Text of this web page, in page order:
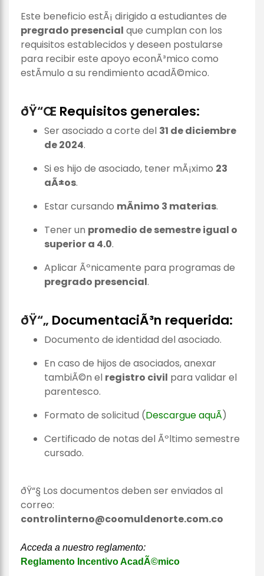
Este beneficio estÃ¡ dirigido a estudiantes de
pregrado presencial que cumplan con los
requisitos establecidos y deseen postularse
para recibir este apoyo econÃ³mico como
estÃ­mulo a su rendimiento acadÃ©mico.
ðŸ“Œ Requisitos generales:
Ser asociado a corte del 31 de diciembre
de 2024.
Si es hijo de asociado, tener mÃ¡ximo 23
aÃ±os.
Estar cursando mÃ­nimo 3 materias.
Tener un promedio de semestre igual o
superior a 4.0.
Aplicar Ãºnicamente para programas de
pregrado presencial.
ðŸ“„ DocumentaciÃ³n requerida:
Documento de identidad del asociado.
En caso de hijos de asociados, anexar
tambiÃ©n el registro civil para validar el
parentesco.
Formato de solicitud (Descargue aquÃ­)
Certificado de notas del Ãºltimo semestre
cursado.
ðŸ“§ Los documentos deben ser enviados al
correo:
controlinterno@coomuldenorte.com.co
Acceda a nuestro reglamento:
Reglamento Incentivo AcadÃ©mico